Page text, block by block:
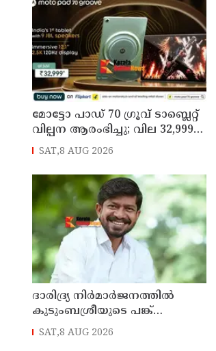
മോട്ടോ പാഡ് 70 ഗ്രൂവ് ടാബ്ലെറ്റ്
വില്പന ആരംഭിച്ചു; വില 32,999
രൂപ മുതൽ
SAT,8 AUG 2026
ദാരിദ്ര്യ നിർമാർജനത്തിൽ
കുടുംബശ്രീയുടെ പങ്ക്
ശ്രദ്ധേയം: മന്ത്രി ഒ. ജെ. ജനീഷ്
SAT,8 AUG 2026